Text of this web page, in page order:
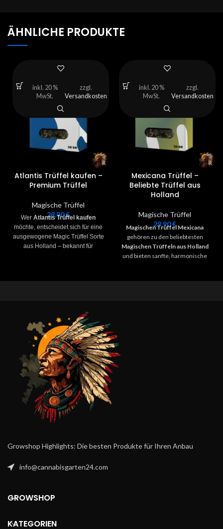
ÄHNLICHE PRODUKTE
Atlantis Trüffel kaufen –
Premium Trüffel
Magische Trüffel
29,90€
Wer Atlantis Trüffel kaufen
möchte, entscheidet sich für eine
ausgewogene Magic Trüffel Sorte
aus Holland – bekannt für
natürlich vorkommenden
Wirkstoff Psilocybin. Der
Verkauf erfolgt im Rahmen der
jeweils geltenden gesetzlichen
Bestimmungen.
inkl. 20 %
MwSt.
zzgl.
Versandkosten
Mexicana Trüffel –
Beliebte Trüffel aus
Holland
Magische Trüffel
29,90€
Magischen Trüffel Mexicana
gehören zu den beliebtesten
Magischen Trüffeln aus Holland
und bieten sanfte, harmonische
inkl. 20 %
MwSt.
zzgl.
Versandkosten
Growshop Highlights: Die besten Produkte für Ihren Anbau
info@cannabisgarten24.com
GROWSHOP
KATEGORIEN